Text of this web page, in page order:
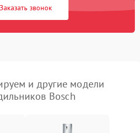
Заказать звонок
и другие модели
Bosch